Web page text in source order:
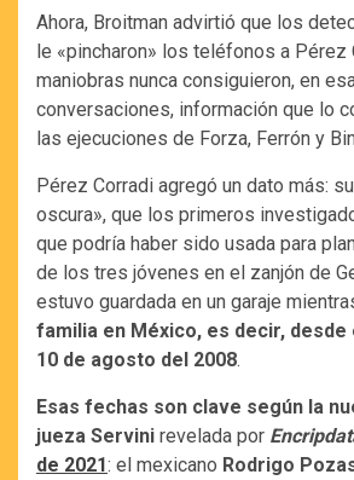
Ahora, Broitman advirtió que los
le «pincharon» los teléfonos a Pérez
maniobras nunca consiguieron, en
conversaciones, información que lo
las ejecuciones de Forza, Ferrón y
Pérez Corradi agregó un dato más:
oscura», que los primeros
que podría haber sido usada para
de los tres jóvenes en el zanjón de
estuvo guardada en un garaje
familia en México, es decir, desde
10 de agosto del 2008.
Esas fechas son clave según la
jueza Servini revelada por
de 2021: el mexicano Rodrigo